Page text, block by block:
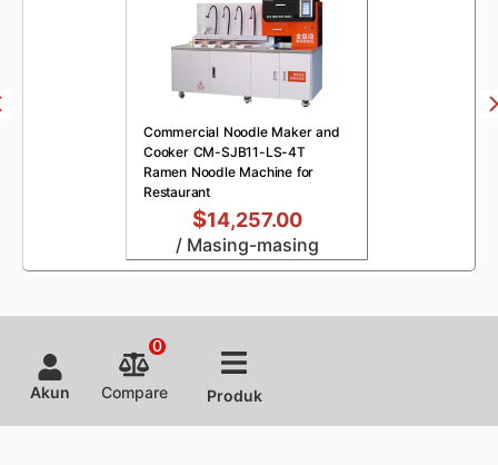
Commercial Noodle Maker and
Cooker CM-SJB11-LS-4T
Ramen Noodle Machine for
Restaurant
$14,257.00
/ Masing-masing
Akun Compare
0
Produk